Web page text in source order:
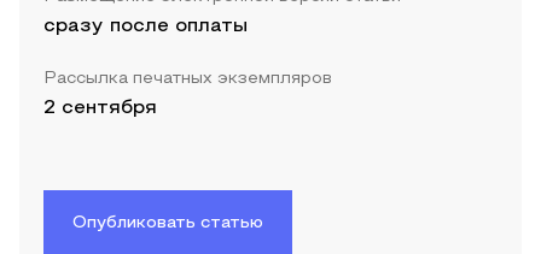
сразу после оплаты
Рассылка печатных экземпляров
2 сентября
Опубликовать статью